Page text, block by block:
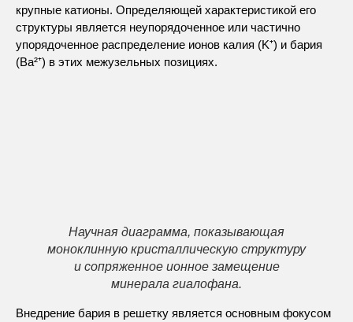
крупные катионы. Определяющей характеристикой его
структуры является неупорядоченное или частично
упорядоченное распределение ионов калия (K⁺) и бария
(Ba²⁺) в этих межузельных позициях.
Научная диаграмма, показывающая
моноклинную кристаллическую структуру
и сопряженное ионное замещение
минерала гиалофана.
Внедрение бария в решетку является основным фокусом